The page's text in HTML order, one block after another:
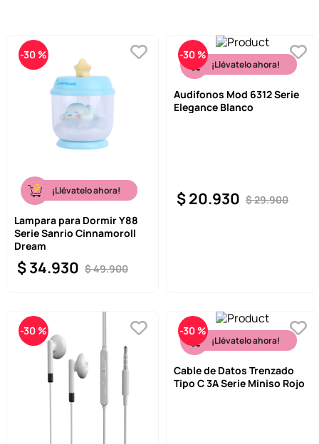
-30 %
¡Llévatelo ahora!
Lampara para Dormir Y88
Serie Sanrio Cinnamoroll
Dream
$49.900
$34.930
-30 %
¡Llévatelo ahora!
Audifonos Mod 6312 Serie
Elegance Blanco
$29.900
$20.930
-30 % -30 %
¡Llévatelo ahora!
Cable de Datos Trenzado
Tipo C 3A Serie Miniso Rojo
disney
7.
termos
toy story
llaveros
one piece